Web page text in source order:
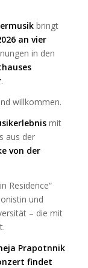
bringt
an vier
in den
.
willkommen.
mit
aus der
von der
Residence“
und
– die mit
Prapotnnik
findet